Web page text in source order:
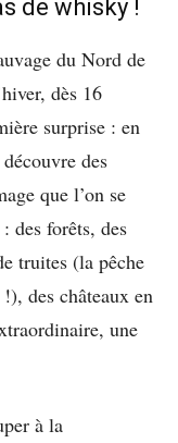
de whisky !
du Nord de
dès 16
surprise : en
des
que l’on se
des forêts, des
truites (la pêche
des châteaux en
une
à la